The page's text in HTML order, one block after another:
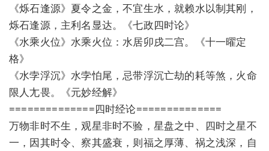
《烁石逢源》夏令之金，不宜生水，就赖水以制其刚，
烁石逢源，主利名显达。《七政四时论》
《水乘火位》水乘火位：水居卯戌二宫。《十一曜定
格》
《水孛浮沉》水孛怕尾，忌带浮沉亡劫的耗等煞，火命
限人尢畏。《元妙经解》
==============四时经论==============
万物非时不生，观星非时不验，星盘之中、四时之星不
一，因其时令、察其盛衰，则福之厚薄、祸之浅深，自